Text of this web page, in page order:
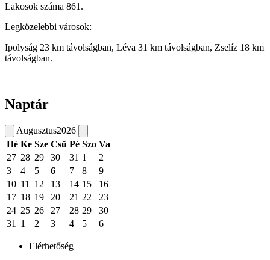
Lakosok száma 861.
Legközelebbi városok:
Ipolyság 23 km távolságban, Léva 31 km távolságban, Zselíz 18 km
távolságban.
Naptár
Augusztus2026
Hé Ke Sze Csü Pé Szo Va
27 28 29 30 31 1
2
3
4 5 6 7 8
9
10 11 12 13 14 15
16
17 18 19 20 21 22
23
24 25 26 27 28 29
30
31
1 2 3 4 5 6
Elérhetőség